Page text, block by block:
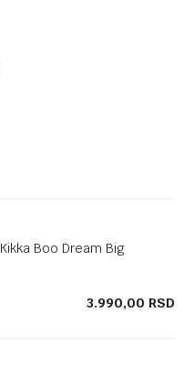
Boo Dream Big
3.990,00 RSD